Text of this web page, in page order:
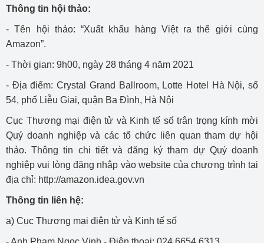
Thông tin hội thảo:
- Tên hội thảo: “Xuất khẩu hàng Việt ra thế giới cùng
Amazon”.
- Thời gian: 9h00, ngày 28 tháng 4 năm 2021
- Địa điểm: Crystal Grand Ballroom, Lotte Hotel Hà Nội, số
54, phố Liễu Giai, quận Ba Đình, Hà Nội
Cục Thương mại điện tử và Kinh tế số trân trọng kính mời
Quý doanh nghiệp và các tổ chức liên quan tham dự hội
thảo. Thông tin chi tiết và đăng ký tham dự Quý doanh
nghiệp vui lòng đăng nhập vào website của chương trình tại
địa chỉ: http://amazon.idea.gov.vn
Thông tin liên hệ:
a) Cục Thương mại điện tử và Kinh tế số